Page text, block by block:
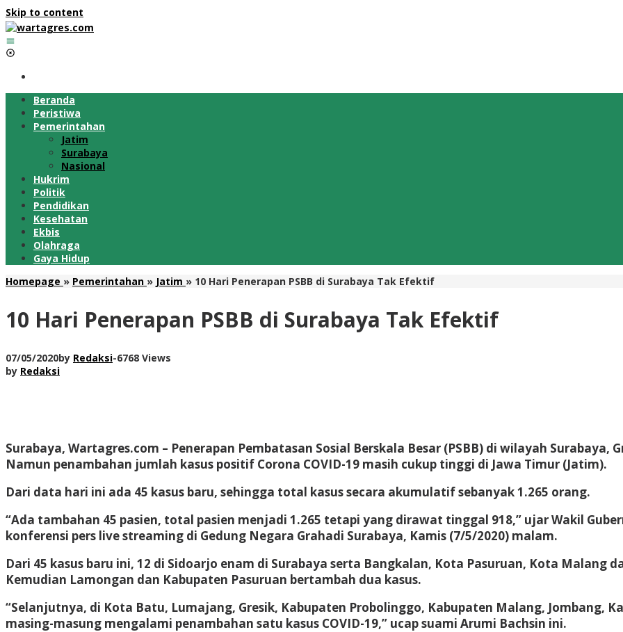
Skip to content
Beranda
Peristiwa
Pemerintahan
Jatim
Surabaya
Nasional
Hukrim
Politik
Pendidikan
Kesehatan
Ekbis
Olahraga
Gaya Hidup
Homepage » Pemerintahan » Jatim » 10 Hari Penerapan PSBB di Surabaya Tak Efektif
10 Hari Penerapan PSBB di Surabaya Tak Efektif
07/05/2020by Redaksi-6768 Views
by Redaksi
Surabaya, Wartagres.com – Penerapan Pembatasan Sosial Berskala Besar (PSBB) di wilayah Surabaya,
Namun penambahan jumlah kasus positif Corona COVID-19 masih cukup tinggi di Jawa Timur (Jatim).
Dari data hari ini ada 45 kasus baru, sehingga total kasus secara akumulatif sebanyak 1.265 orang.
“Ada tambahan 45 pasien, total pasien menjadi 1.265 tetapi yang dirawat tinggal 918,” ujar Wakil
konferensi pers live streaming di Gedung Negara Grahadi Surabaya, Kamis (7/5/2020) malam.
Dari 45 kasus baru ini, 12 di Sidoarjo enam di Surabaya serta Bangkalan, Kota Pasuruan, Kota Malang
Kemudian Lamongan dan Kabupaten Pasuruan bertambah dua kasus.
“Selanjutnya, di Kota Batu, Lumajang, Gresik, Kabupaten Probolinggo, Kabupaten Malang, Jombang,
masing-masung mengalami penambahan satu kasus COVID-19,” ucap suami Arumi Bachsin ini.